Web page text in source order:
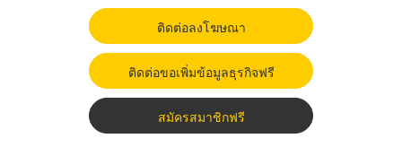
ติดต่อลงโฆษณา
ติดต่อขอเพิ่มข้อมูลธุรกิจฟรี
สมัครสมาชิกฟรี